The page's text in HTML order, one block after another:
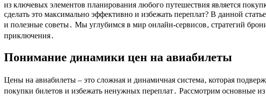
из ключевых элементов планирования любого путешествия является
сделать это максимально эффективно и избежать переплат? В данной
и полезные советы․ Мы углубимся в мир онлайн-сервисов‚ стратегий
приключения․
Понимание динамики цен на авиабилеты
Цены на авиабилеты – это сложная и динамичная система‚ которая
покупки билетов и избежать ненужных переплат․ Рассмотрим основные из